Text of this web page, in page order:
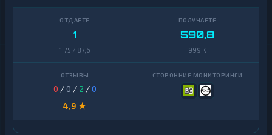
1
1,75 / 87,6
590,8
999 K
0 / 0 / 2 /0
4,9 ★